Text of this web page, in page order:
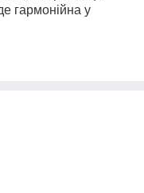
гармонійна у